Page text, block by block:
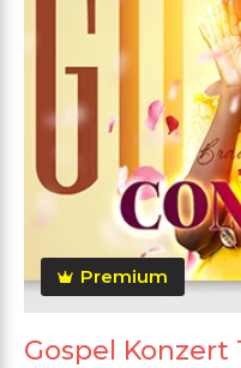
Premium
Gospel